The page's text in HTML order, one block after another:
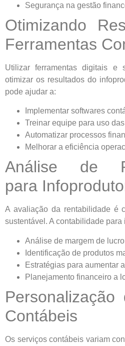
Segurança na gestão
Otimizando
Ferramentas
Utilizar ferramentas digitais e
otimizar os resultados do
pode ajudar a:
Implementar softwares
Treinar equipe para uso
Automatizar processos
Melhorar a eficiência
Análise de
para
A avaliação da rentabilidade é
sustentável. A contabilidade para
Análise de margem de
Identificação de produtos
Estratégias para aumentar
Planejamento financeiro a
Personalização
Contábeis
Os serviços contábeis variam